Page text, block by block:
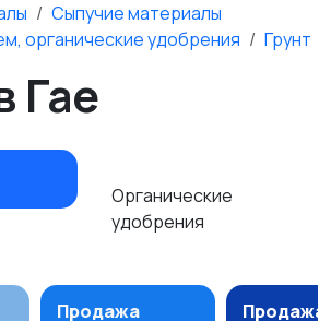
Сыпучие материалы
органические удобрения
Грунт
Гае
Органические
удобрения
Продажа
Продажа